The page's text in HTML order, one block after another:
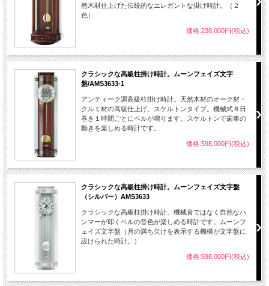
然木材仕上げた伝統的なエレガントな掛け時計。（２
色）
価格:238,000円(税込)
クラシックな高級柱掛け時計。ムーンフェイズ文字
盤/AMS3633-1
アンティーク調高級柱掛け時計。天然木材のオーク材・
クルミ材の高級仕上げ。スケルトンタイプ。機械式８日
巻き１時間ごとにベルが鳴ります。スケルトンで歯車の
動きを楽しめる時計です。
価格:598,000円(税込)
クラシックな高級柱掛け時計。ムーンフェイズ文字盤
（シルバー）AMS3633
クラシックな高級柱掛け時計。機械音ではなく自然なハ
ンマーが叩くベルの音色が楽しめる時計です。ムーンフ
ェイズ文字盤（月の満ち欠けを表示する機構が文字盤に
設けられた時計。）
価格:598,000円(税込)